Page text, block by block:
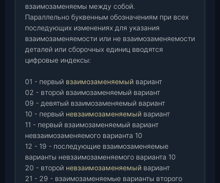
взаимозаменяемы между собой.
Параллельно буквенным обозначениям при всех
последующих изменениях для указания
взаимозаменяемости или не взаимозаменяемости
деталей или сборочных единиц вводятся
цифровые индексы:
01 - первый взаимозаменяемый вариант
02 - второй взаимозаменяемый вариант
09 - девятый взаимозаменяемый вариант
10 - первый невзаимозаменяемый вариант
11 - первый взаимозаменяемый вариант
невзаимозаменяемого варианта 10
12 - 19 - последующие взаимозаменяемые
варианты невзаимозаменяемого варианта 10
20 - второй невзаимозаменяемый вариант
21 - 29 - взаимозаменяемые варианты второго